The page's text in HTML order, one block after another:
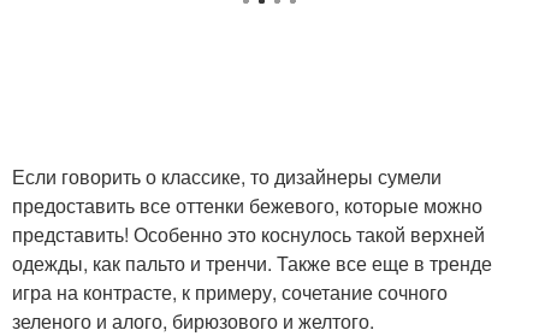
Если говорить о классике, то дизайнеры сумели
предоставить все оттенки бежевого, которые можно
представить! Особенно это коснулось такой верхней
одежды, как пальто и тренчи. Также все еще в тренде
игра на контрасте, к примеру, сочетание сочного
зеленого и алого, бирюзового и желтого.